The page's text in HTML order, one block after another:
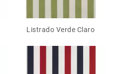
Listrado Verde Claro